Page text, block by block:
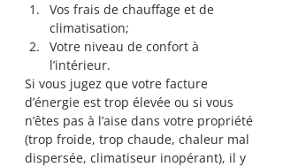
Vos frais de chauffage et de
climatisation;
Votre niveau de confort à
l’intérieur.
Si vous jugez que votre facture
d’énergie est trop élevée ou si vous
n’êtes pas à l’aise dans votre propriété
(trop froide, trop chaude, chaleur mal
dispersée, climatiseur inopérant), il y